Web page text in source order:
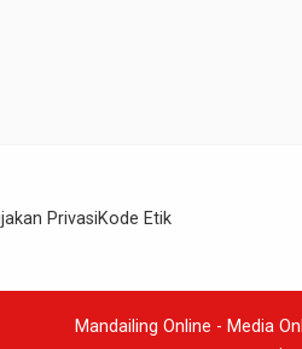
PrivasiKode Etik
Mandailing Online - Media